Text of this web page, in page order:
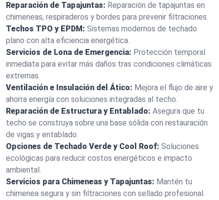
Reparación de Tapajuntas: Reparación de tapajuntas en
chimeneas, respiraderos y bordes para prevenir filtraciones.
Techos TPO y EPDM: Sistemas modernos de techado
plano con alta eficiencia energética.
Servicios de Lona de Emergencia: Protección temporal
inmediata para evitar más daños tras condiciones climáticas
extremas.
Ventilación e Insulación del Ático: Mejora el flujo de aire y
ahorra energía con soluciones integradas al techo.
Reparación de Estructura y Entablado: Asegura que tu
techo se construya sobre una base sólida con restauración
de vigas y entablado.
Opciones de Techado Verde y Cool Roof: Soluciones
ecológicas para reducir costos energéticos e impacto
ambiental.
Servicios para Chimeneas y Tapajuntas: Mantén tu
chimenea segura y sin filtraciones con sellado profesional.